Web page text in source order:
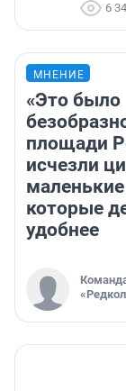
6
МНЕНИЕ
«Это было
площади
исчезли
которые
удобнее